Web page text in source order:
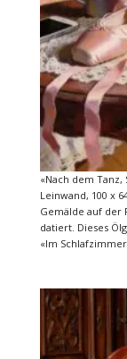
«Nach dem
Leinwand, 100 x
Gemälde auf der
datiert. Dieses
«Im